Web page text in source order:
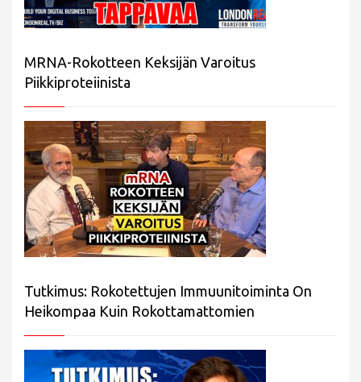
MRNA-Rokotteen Keksijän Varoitus
Piikkiproteiinista
Tutkimus: Rokotettujen Immuunitoiminta On
Heikompaa Kuin Rokottamattomien